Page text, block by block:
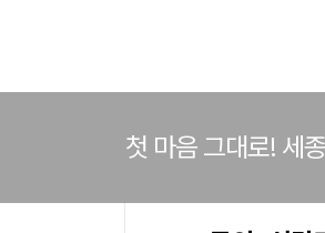
첫 마음 그대로! 세